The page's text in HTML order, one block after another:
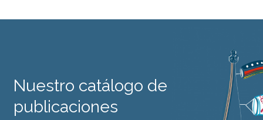
Nuestro catálogo de
publicaciones